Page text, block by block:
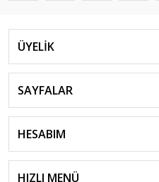
ÜYELİK
SAYFALAR
HESABIM
HIZLI MENÜ